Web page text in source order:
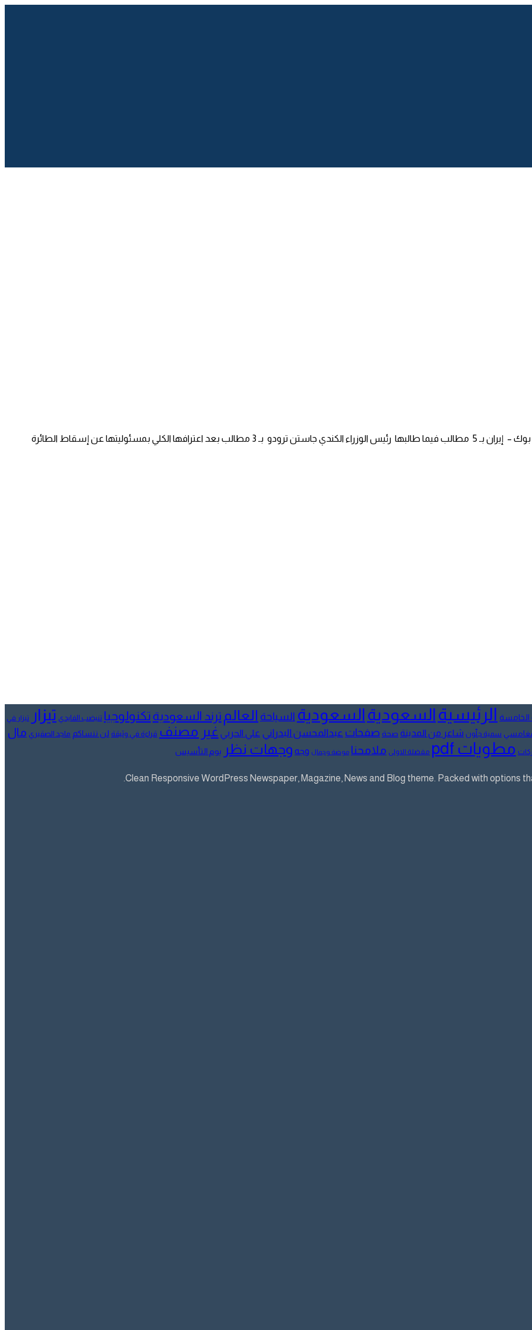
طالب الرئيس الأوكراني فولوديمير زيلينسكي- في تدوينة له على الفيس بوك – إيران بـ 5 مطالب فيما طالبها رئيس الوزراء الكندي جاستن ترودو بـ 3 مطالب بعد اعترافها الكلي بمسئوليتها عن إسقاط الطائرة
الخامسة الرئيسيةالسعوديةالسعودية السياحة العالم ترند السعودية تكنولوجيا تنيضب الفايدي تيزار تيزار في
سمية جلّون شاعر من المدينة صحة صفحات عبدالمحسن البدراني علي الحربي غير مصنف قراءة في وثيقة لن ننساكم ماجد الصقيري مال
مطويات pdf مفضلة الاولى ملامحنا موضة وجمال وجه وجهات نظر يوم التأسيس
Clean Responsive WordPress Newspaper, Magazine, News and Blog theme. Packed with options